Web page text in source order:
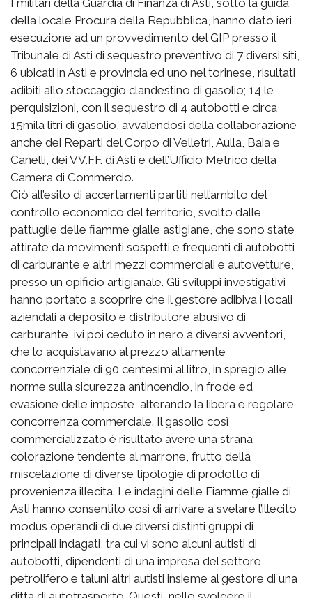
I militari della Guardia di Finanza di Asti, sotto la guida
della locale Procura della Repubblica, hanno dato ieri
esecuzione ad un provvedimento del GIP presso il
Tribunale di Asti di sequestro preventivo di 7 diversi siti,
6 ubicati in Asti e provincia ed uno nel torinese, risultati
adibiti allo stoccaggio clandestino di gasolio; 14 le
perquisizioni, con il sequestro di 4 autobotti e circa
15mila litri di gasolio, avvalendosi della collaborazione
anche dei Reparti del Corpo di Velletri, Aulla, Baia e
Canelli, dei VV.FF. di Asti e dell’Ufficio Metrico della
Camera di Commercio.
Ciò all’esito di accertamenti partiti nell’ambito del
controllo economico del territorio, svolto dalle
pattuglie delle fiamme gialle astigiane, che sono state
attirate da movimenti sospetti e frequenti di autobotti
di carburante e altri mezzi commerciali e autovetture,
presso un opificio artigianale. Gli sviluppi investigativi
hanno portato a scoprire che il gestore adibiva i locali
aziendali a deposito e distributore abusivo di
carburante, ivi poi ceduto in nero a diversi avventori,
che lo acquistavano al prezzo altamente
concorrenziale di 90 centesimi al litro, in spregio alle
norme sulla sicurezza antincendio, in frode ed
evasione delle imposte, alterando la libera e regolare
concorrenza commerciale. Il gasolio così
commercializzato è risultato avere una strana
colorazione tendente al marrone, frutto della
miscelazione di diverse tipologie di prodotto di
provenienza illecita. Le indagini delle Fiamme gialle di
Asti hanno consentito così di arrivare a svelare l’illecito
modus operandi di due diversi distinti gruppi di
principali indagati, tra cui vi sono alcuni autisti di
autobotti, dipendenti di una impresa del settore
petrolifero e taluni altri autisti insieme al gestore di una